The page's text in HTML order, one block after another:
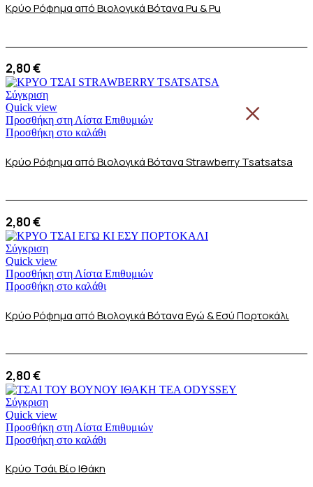
Κρύο Ρόφημα από Βιολογικά Βότανα Pu & Pu
2,80€
Σύγκριση
Quick view
Προσθήκη στη Λίστα Επιθυμιών
Προσθήκη στο καλάθι
Κρύο Ρόφημα από Βιολογικά Βότανα Strawberry Tsatsatsa
2,80€
Σύγκριση
Quick view
Προσθήκη στη Λίστα Επιθυμιών
Προσθήκη στο καλάθι
Κρύο Ρόφημα από Βιολογικά Βότανα Εγώ & Εσύ Πορτοκάλι
2,80€
Σύγκριση
Quick view
Προσθήκη στη Λίστα Επιθυμιών
Προσθήκη στο καλάθι
Κρύο Τσάι Βίο Ιθάκη
×